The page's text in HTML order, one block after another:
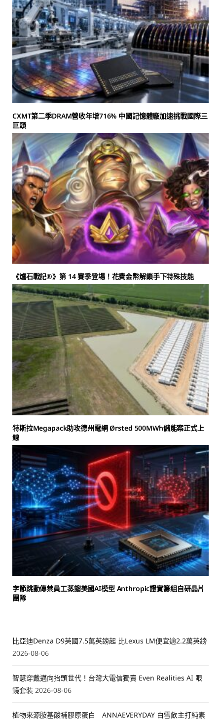
CXMT第二季DRAM營收年增716% 中國記憶體廠加速挑戰國際三
巨頭
《爐石戰記®》第 14 賽季登場！花費金幣解鎖手下特殊技能
特斯拉Megapack助攻德州電網 Ørsted 500MWh儲能案正式上
線
字節跳動傳禁員工蒸餾美國AI模型 Anthropic證實籌組自研晶片
團隊
比亞迪Denza D9英國7.5萬英鎊起 比Lexus LM便宜逾2.2萬英鎊
2026-08-06
智慧穿戴邁向抬頭世代！台灣大電信獨賣 Even Realities AI 眼
鏡套裝 2026-08-06
植物來源胺基酸補膠原蛋白 ANNAEVERYDAY 白雪飲主打純素